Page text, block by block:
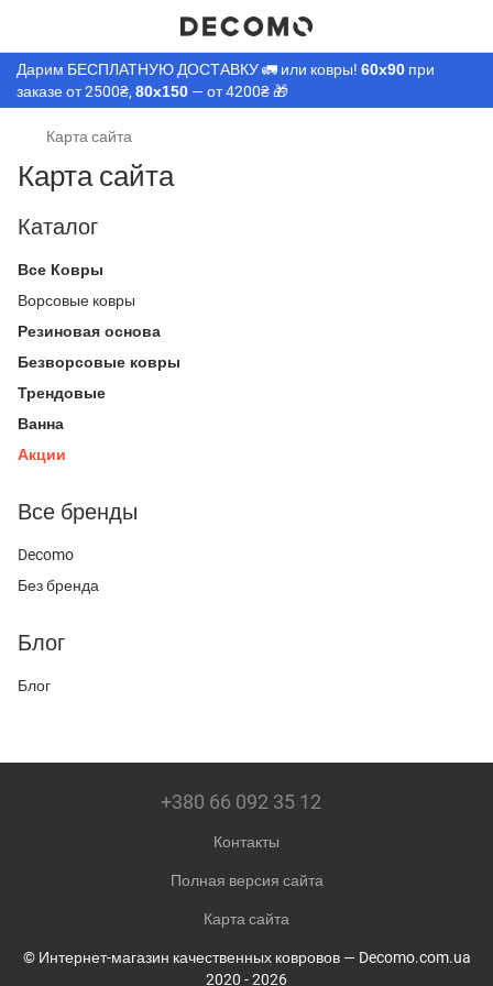
Дарим БЕСПЛАТНУЮ ДОСТАВКУ 🚛 или ковры! 60х90 при
заказе от 2500₴, 80х150 — от 4200₴ 🎁
Карта сайта
Карта сайта
Каталог
Все Ковры
Ворсовые ковры
Резиновая основа
Безворсовые ковры
Трендовые
Ванна
Акции
Все бренды
Decomo
Без бренда
Блог
Блог
+380 66 092 35 12
Контакты
Полная версия сайта
Карта сайта
© Интернет-магазин качественных ковровов — Decomo.com.ua
2020 - 2026